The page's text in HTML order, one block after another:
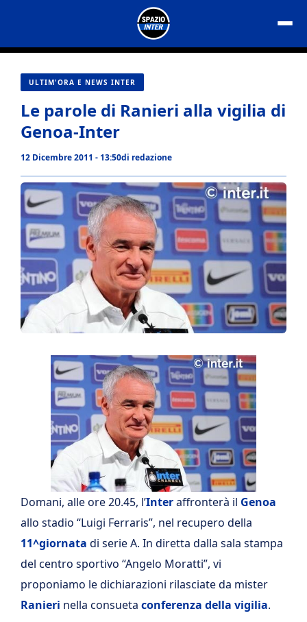
contenuto
ULTIM'ORA E NEWS INTER
Le parole di Ranieri alla vigilia di
Genoa-Inter
12 Dicembre 2011 - 13:50di redazione
Domani, alle ore 20.45, l’Interaffronterà il Genoa
allo stadio “Luigi Ferraris”, nel recupero della
11^giornata di serie A. In diretta dalla sala stampa
del centro sportivo “Angelo Moratti”, vi
proponiamo le dichiarazioni rilasciate da mister
Ranieri nella consueta conferenza della vigilia.